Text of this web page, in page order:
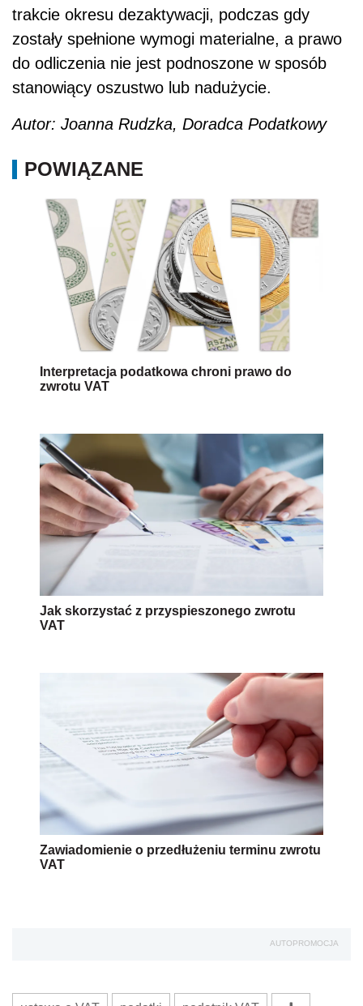
trakcie okresu dezaktywacji, podczas gdy
zostały spełnione wymogi materialne, a prawo
do odliczenia nie jest podnoszone w sposób
stanowiący oszustwo lub nadużycie.
Autor: Joanna Rudzka, Doradca Podatkowy
POWIĄZANE
Interpretacja podatkowa chroni prawo do
zwrotu VAT
Jak skorzystać z przyspieszonego zwrotu
VAT
Zawiadomienie o przedłużeniu terminu zwrotu
VAT
AUTOPROMOCJA